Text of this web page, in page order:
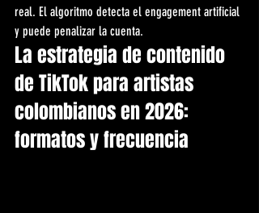
real. El algoritmo detecta el engagement artificial
y puede penalizar la cuenta.
La estrategia de contenido
de TikTok para artistas
colombianos en 2026:
formatos y frecuencia